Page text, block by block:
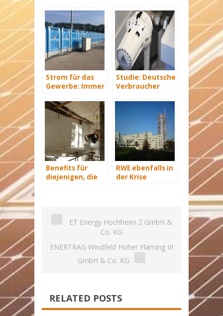
Strom für das
Gewerbe: Immer
versorgt
Studie: Deutsche
Verbraucher
Hunderte Euro
an Heizkosten
Benefits für
diejenigen, die
RWE ebenfalls in
der Krise
ET Energy Hochheim 2 GmbH &
Co. KG
ENERTRAG Windfeld Hoher Fläming III
GmbH & Co. KG
RELATED POSTS